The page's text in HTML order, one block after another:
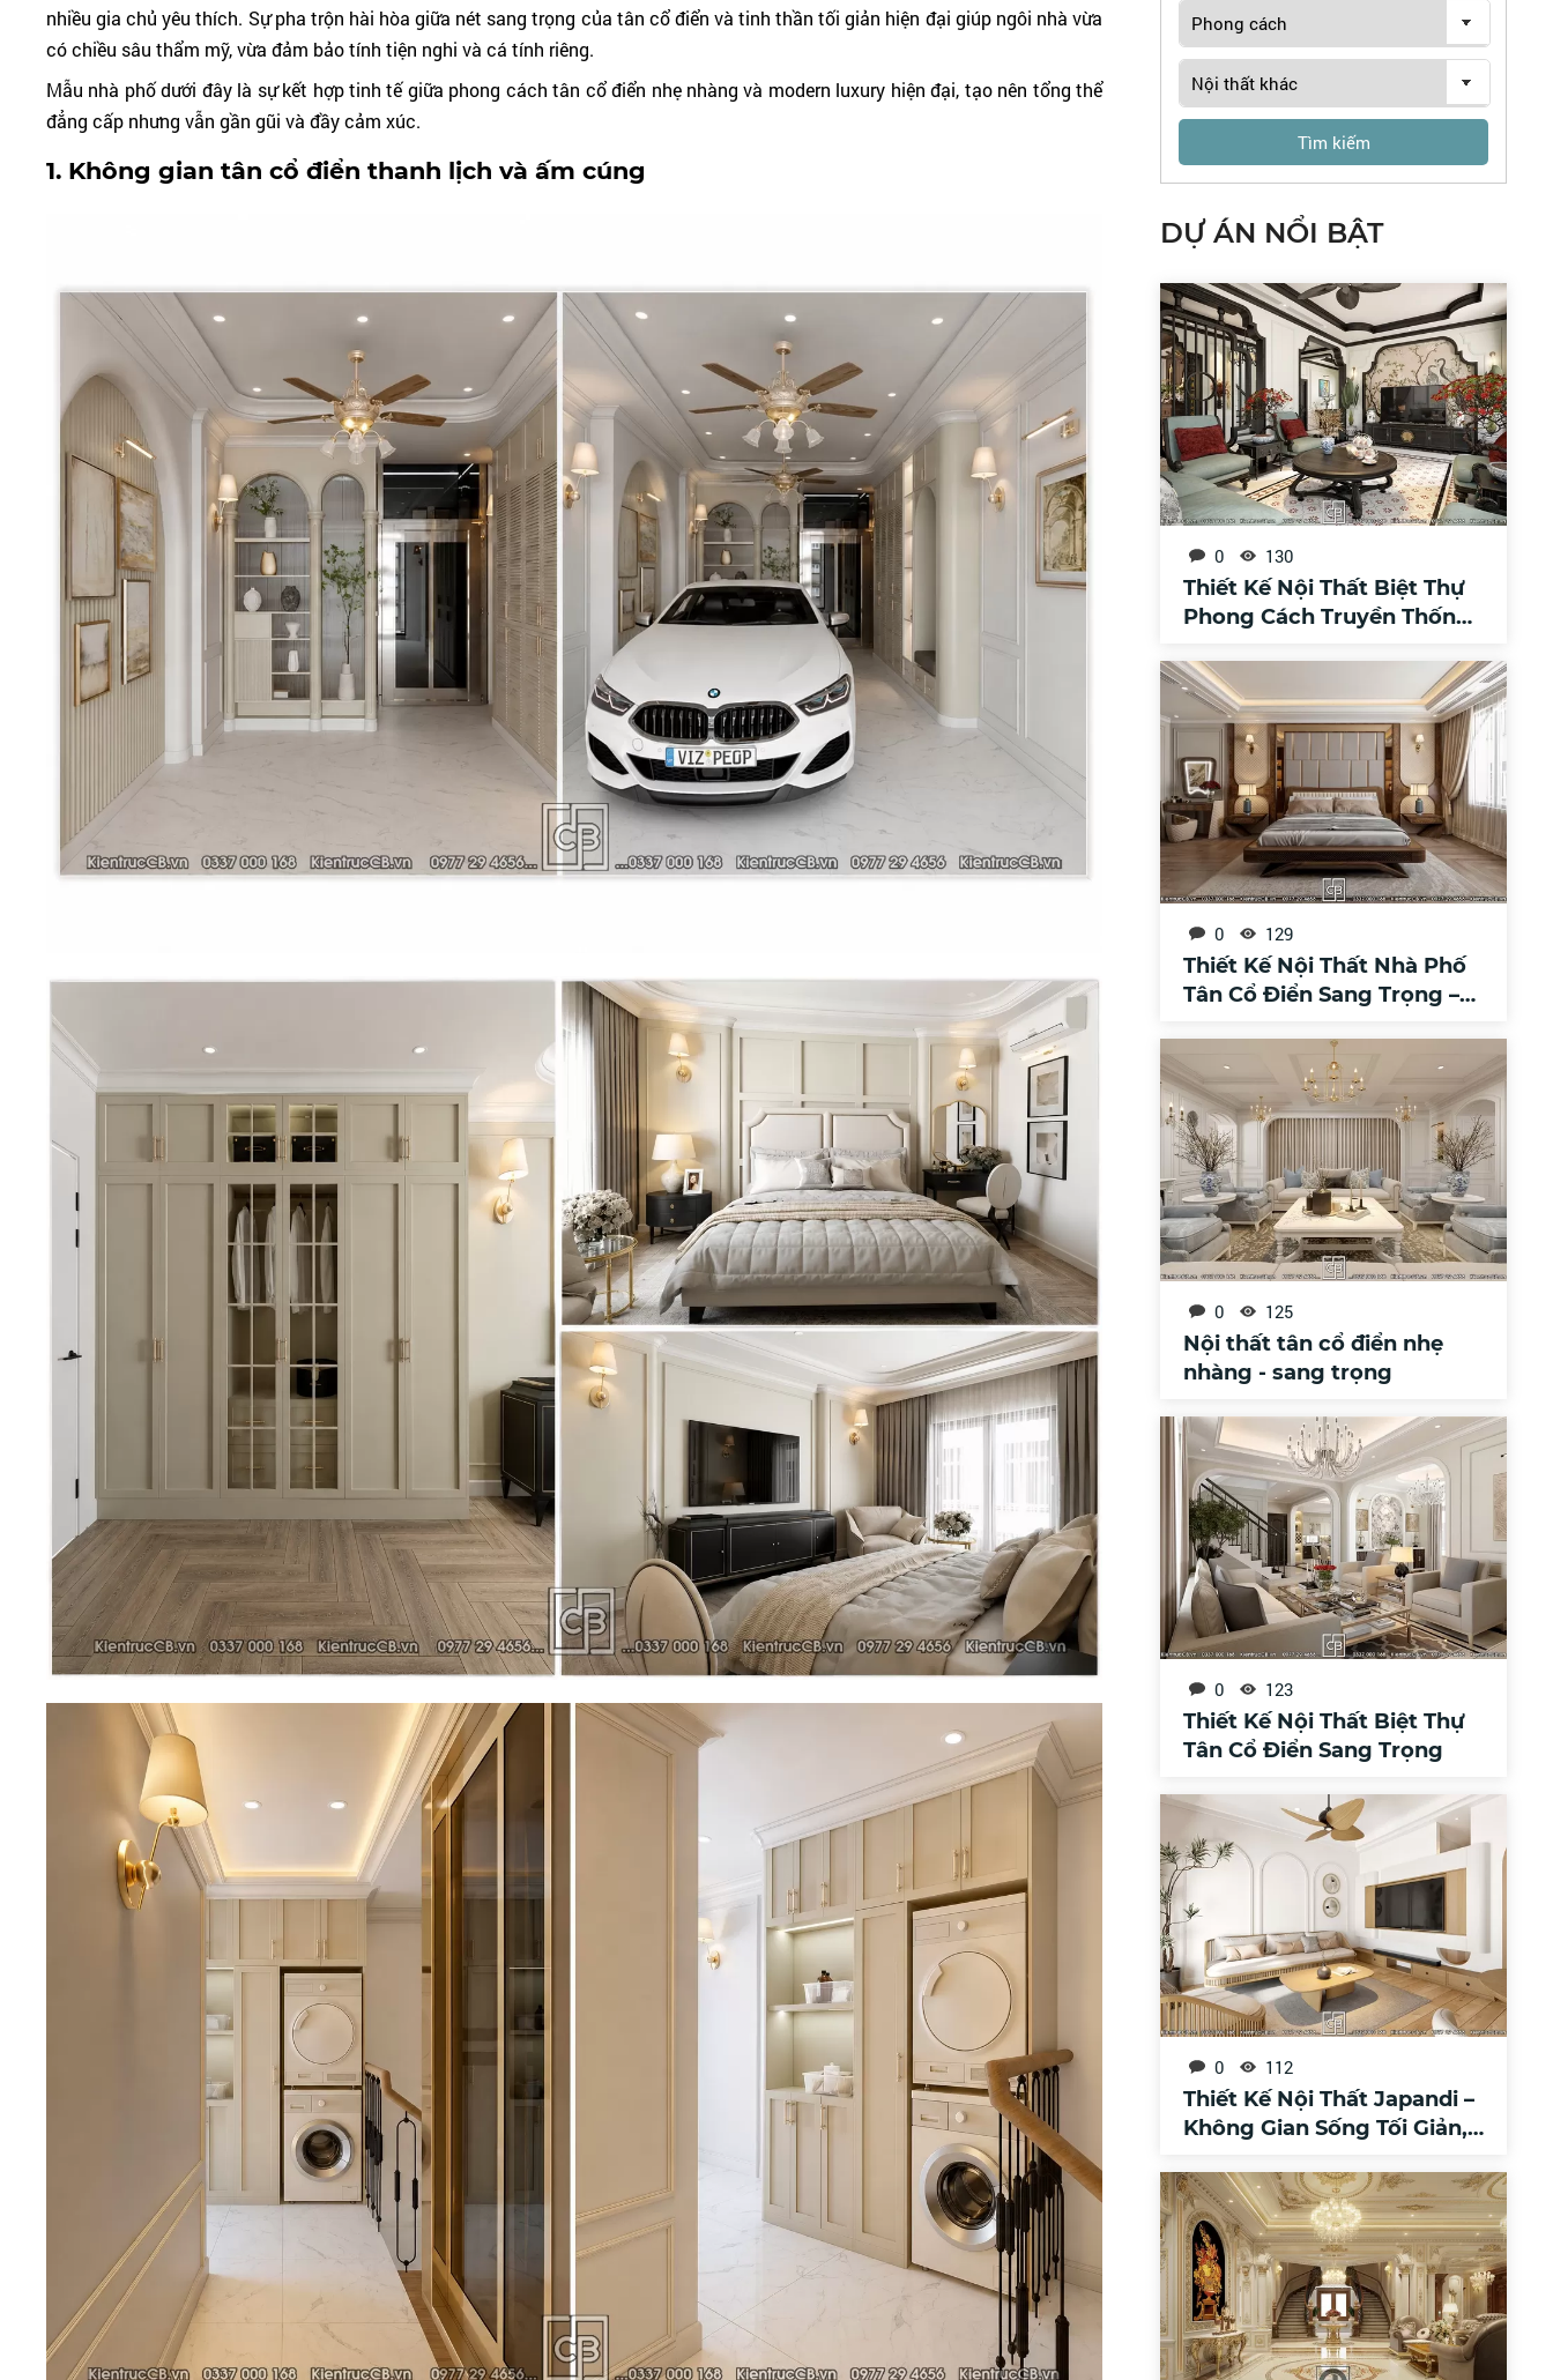
nhiều gia chủ yêu thích. Sự pha trộn hài hòa giữa nét sang trọng của tân cổ điển và tinh thần tối giản hiện đại giúp ngôi nhà vừa
có chiều sâu thẩm mỹ, vừa đảm bảo tính tiện nghi và cá tính riêng.
Mẫu nhà phố dưới đây là sự kết hợp tinh tế giữa phong cách tân cổ điển nhẹ nhàng và modern luxury hiện đại, tạo nên tổng thể
đẳng cấp nhưng vẫn gần gũi và đầy cảm xúc.
1. Không gian tân cổ điển thanh lịch và ấm cúng
Tìm kiếm
DỰ ÁN NỔI BẬT
0 130
Thiết Kế Nội Thất Biệt Thự
Phong Cách Truyền Thống
0 129
Thiết Kế Nội Thất Nhà Phố
Tân Cổ Điển Sang Trọng –
0 125
Nội thất tân cổ điển nhẹ
nhàng - sang trọng
0 123
Thiết Kế Nội Thất Biệt Thự
Tân Cổ Điển Sang Trọng
0 112
Thiết Kế Nội Thất Japandi –
Không Gian Sống Tối Giản,